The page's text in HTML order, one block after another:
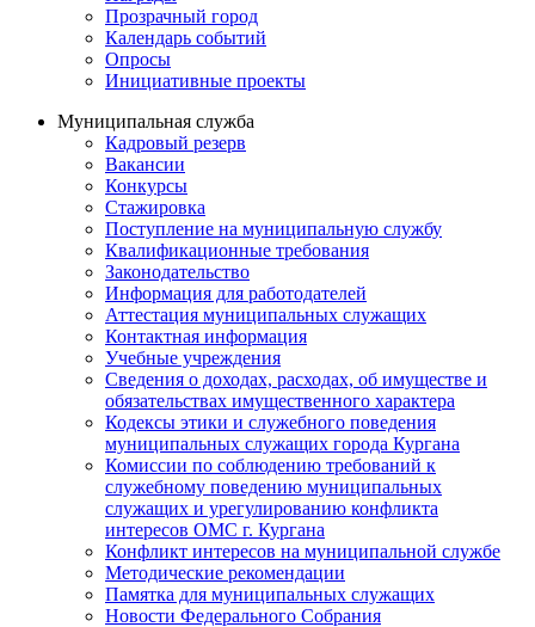
Прозрачный город
Календарь событий
Опросы
Инициативные проекты
Муниципальная служба
Кадровый резерв
Вакансии
Конкурсы
Стажировка
Поступление на муниципальную службу
Квалификационные требования
Законодательство
Информация для работодателей
Аттестация муниципальных служащих
Контактная информация
Учебные учреждения
Сведения о доходах, расходах, об имуществе и
обязательствах имущественного характера
Кодексы этики и служебного поведения
муниципальных служащих города Кургана
Комиссии по соблюдению требований к
служебному поведению муниципальных
служащих и урегулированию конфликта
интересов ОМС г. Кургана
Конфликт интересов на муниципальной службе
Методические рекомендации
Памятка для муниципальных служащих
Новости Федерального Cобрания